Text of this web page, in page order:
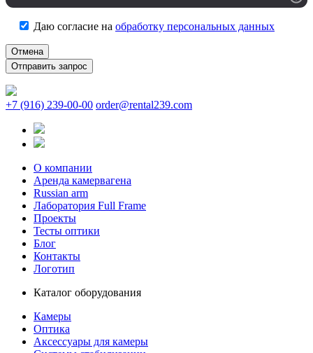
Даю согласие на обработку персональных данных
Отмена
+7 (916) 239-00-00 order@rental239.com
О компании
Аренда камервагена
Russian arm
Лаборатория Full Frame
Проекты
Тесты оптики
Блог
Контакты
Логотип
Каталог оборудования
Камеры
Оптика
Аксессуары для камеры